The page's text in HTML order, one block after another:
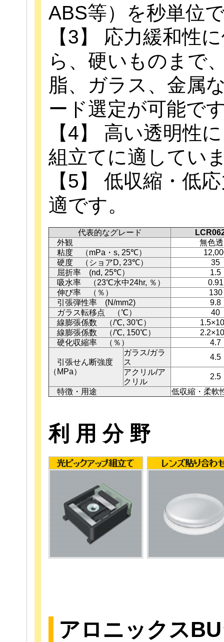
ABS等）を秒単位
【3】 応力緩和性
ら、硬いものまで
脂、ガラス、金属
ード選定が可能で
【4】 高い透明性
組立てに適してい
【5】 低収縮・低
適です。
代表的なグレード
外観
無色
粘度 （mPa・s, 25℃）
硬度 （ショアD, 23℃）
35
屈折率 (nd, 25℃）
1.5
吸水率 （23℃水中24hr, ％）
0.91
伸び率 （％）
130
引張弾性率 (N/mm2)
9.8
ガラス転移点 （℃）
40
線膨張係数 （/℃, 30℃）
線膨張係数 （/℃, 150℃）
硬化収縮率 （％）
4.7
引張せん断強度
（MPa）
ガラス/ガラ
ス
4.5
アクリル/ア
クリル
2.5
特徴・用途
低収縮・柔軟
利 用 分 野
アロニックス